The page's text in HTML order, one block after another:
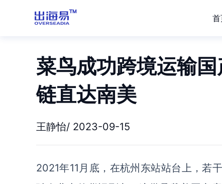
菜鸟成功跨境运输
链直达南美
王静怡/ 2023-09-15
2021年11月底，在杭州东站站台上，若